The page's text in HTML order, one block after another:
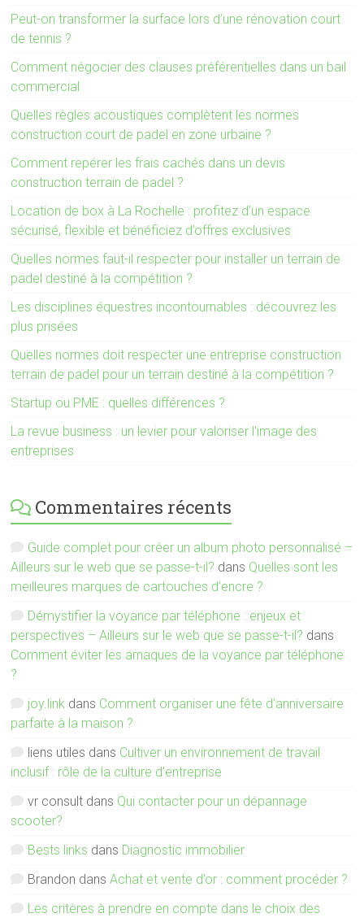
Peut-on transformer la surface lors d’une rénovation court
de tennis ?
Comment négocier des clauses préférentielles dans un bail
commercial
Quelles règles acoustiques complètent les normes
construction court de padel en zone urbaine ?
Comment repérer les frais cachés dans un devis
construction terrain de padel ?
Location de box à La Rochelle : profitez d’un espace
sécurisé, flexible et bénéficiez d’offres exclusives
Quelles normes faut-il respecter pour installer un terrain de
padel destiné à la compétition ?
Les disciplines équestres incontournables : découvrez les
plus prisées
Quelles normes doit respecter une entreprise construction
terrain de padel pour un terrain destiné à la compétition ?
Startup ou PME : quelles différences ?
La revue business : un levier pour valoriser l’image des
entreprises
Commentaires récents
Guide complet pour créer un album photo personnalisé –
Ailleurs sur le web que se passe-t-il? dans Quelles sont les
meilleures marques de cartouches d’encre ?
Démystifier la voyance par téléphone : enjeux et
perspectives – Ailleurs sur le web que se passe-t-il? dans
Comment éviter les arnaques de la voyance par téléphone
?
joy.link dans Comment organiser une fête d’anniversaire
parfaite à la maison ?
liens utiles dans Cultiver un environnement de travail
inclusif : rôle de la culture d’entreprise
vr consult dans Qui contacter pour un dépannage
scooter?
Bests links dans Diagnostic immobilier
Brandon dansAchat et vente d’or : comment procéder ?
Les critères à prendre en compte dans le choix des